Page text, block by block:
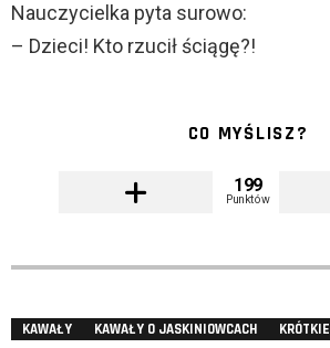
Nauczycielka pyta surowo:
– Dzieci! Kto rzucił ściągę?!
CO MYŚLISZ?
199
Punktów
KAWAŁY KAWAŁY O JASKINIOWCACH KRÓTKIE